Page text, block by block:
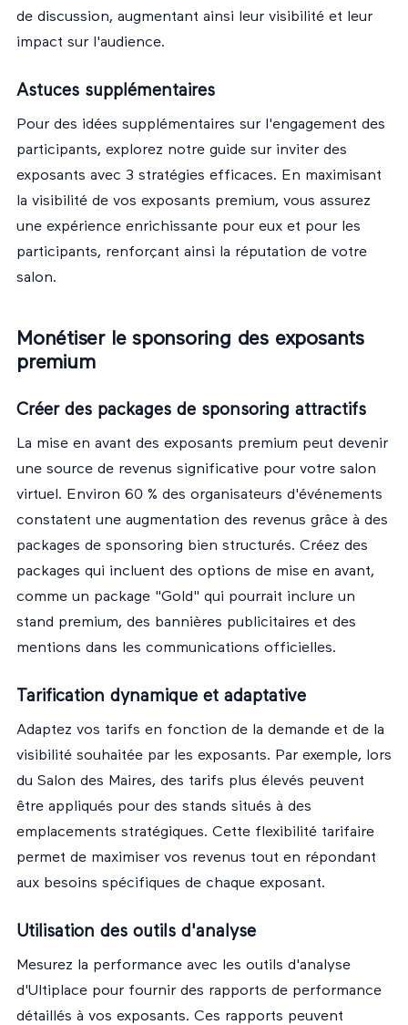
de discussion, augmentant ainsi leur visibilité et leur
impact sur l'audience.
Astuces supplémentaires
Pour des idées supplémentaires sur l'engagement des
participants, explorez notre guide sur inviter des
exposants avec 3 stratégies efficaces. En maximisant
la visibilité de vos exposants premium, vous assurez
une expérience enrichissante pour eux et pour les
participants, renforçant ainsi la réputation de votre
salon.
Monétiser le sponsoring des exposants
premium
Créer des packages de sponsoring attractifs
La mise en avant des exposants premium peut devenir
une source de revenus significative pour votre salon
virtuel. Environ 60 % des organisateurs d'événements
constatent une augmentation des revenus grâce à des
packages de sponsoring bien structurés. Créez des
packages qui incluent des options de mise en avant,
comme un package "Gold" qui pourrait inclure un
stand premium, des bannières publicitaires et des
mentions dans les communications officielles.
Tarification dynamique et adaptative
Adaptez vos tarifs en fonction de la demande et de la
visibilité souhaitée par les exposants. Par exemple, lors
du Salon des Maires, des tarifs plus élevés peuvent
être appliqués pour des stands situés à des
emplacements stratégiques. Cette flexibilité tarifaire
permet de maximiser vos revenus tout en répondant
aux besoins spécifiques de chaque exposant.
Utilisation des outils d'analyse
Mesurez la performance avec les outils d'analyse
d'Ultiplace pour fournir des rapports de performance
détaillés à vos exposants. Ces rapports peuvent